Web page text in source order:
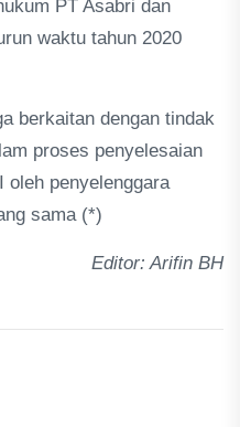
PT Asabri dan
waktu tahun 2020
berkaitan dengan tindak
proses penyelesaian
oleh penyelenggara
sama (*)
Editor: Arifin BH